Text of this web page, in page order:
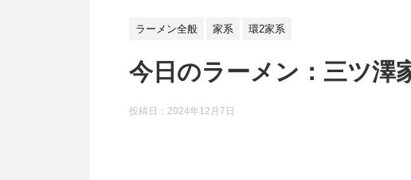
ラーメン全般 家系 環2家系
今日のラーメン：三ツ澤
投稿日： 2024年12月7日